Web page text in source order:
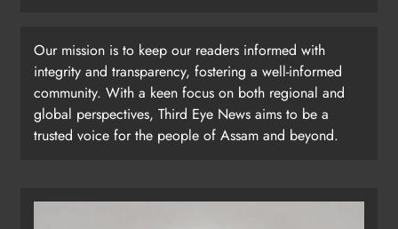
Our mission is to keep our readers informed with
integrity and transparency, fostering a well-informed
community. With a keen focus on both regional and
global perspectives, Third Eye News aims to be a
trusted voice for the people of Assam and beyond.